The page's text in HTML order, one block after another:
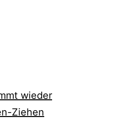
wieder
Ziehen